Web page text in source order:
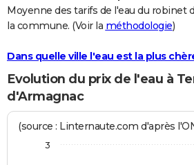
Bricolage
Lifestyle
Culture
Sport
Auto
Television
Voyage
Cinema
Moyenne des tarifs de l'eau du robinet
la commune. (Voir la méthodologie)
Dans quelle ville l'eau est la plus
Evolution du prix de l'eau à
d'Armagnac
(source : Linternaute.com d'après
3